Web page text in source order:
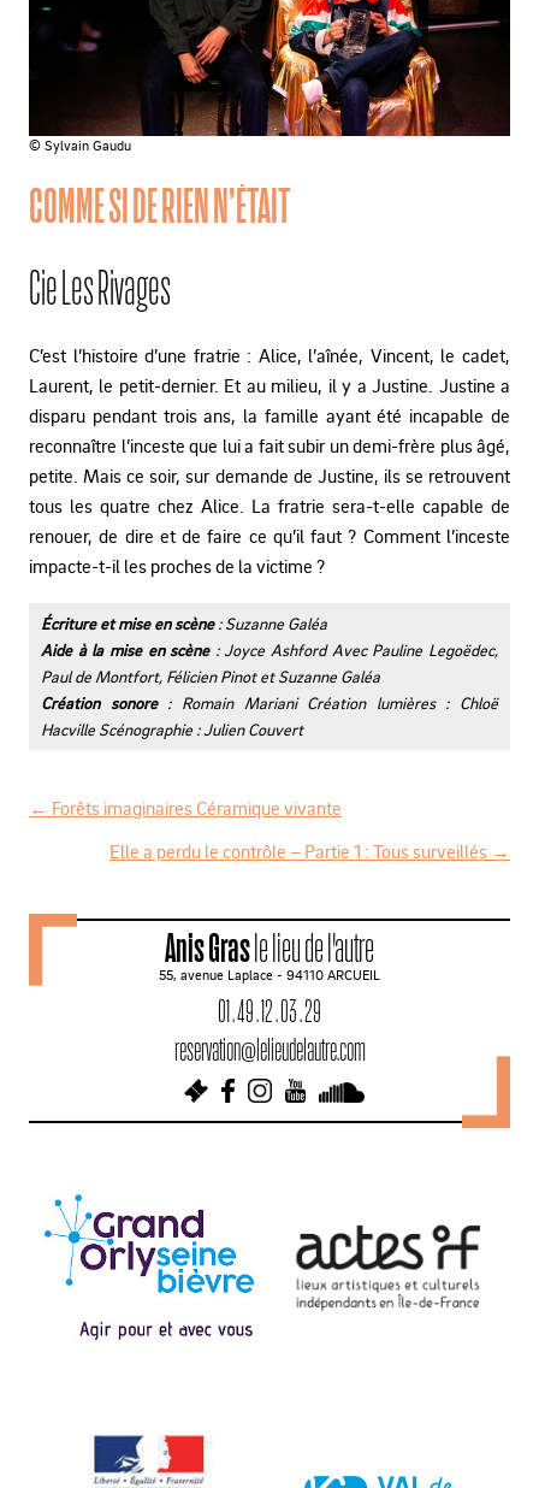
© Sylvain Gaudu
COMME SI DE RIEN N’ÉTAIT
Cie Les Rivages
C’est l’histoire d’une fratrie : Alice, l’aînée, Vincent, le cadet,
Laurent, le petit-dernier. Et au milieu, il y a Justine. Justine a
disparu pendant trois ans, la famille ayant été incapable de
reconnaître l’inceste que lui a fait subir un demi-frère plus âgé,
petite. Mais ce soir, sur demande de Justine, ils se retrouvent
tous les quatre chez Alice. La fratrie sera-t-elle capable de
renouer, de dire et de faire ce qu’il faut ? Comment l’inceste
impacte-t-il les proches de la victime ?
Écriture et mise en scène: Suzanne Galéa
Aide à la mise en scène: Joyce Ashford Avec Pauline Legoëdec,
Paul de Montfort, Félicien Pinot et Suzanne Galéa
Création sonore: Romain Mariani Création lumières : Chloë
Hacville Scénographie : Julien Couvert
v
g
o
← Forêts imaginaires Céramique vivante
Elle a perdu le contrôle – Partie 1 : Tous surveillés →
Anis Grasle lieu de l'autre
55, avenue Laplace - 94110 ARCUEIL
01 . 49 . 12 . 03 . 29
reservation@lelieudelautre.com